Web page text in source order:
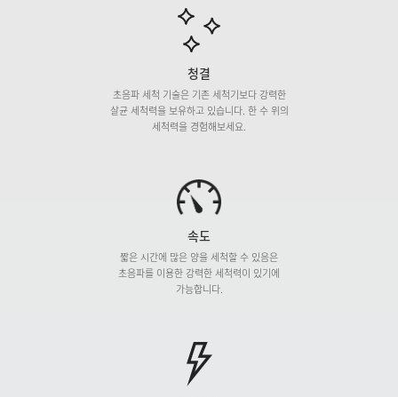
청결
초음파 세척 기술은 기존 세척기보다강력한
살균 세척력을 보유하고 있습니다. 한 수 위의
세척력을 경험해보세요.
속도
짧은 시간에 많은 양을 세척할 수 있음은
초음파를 이용한 강력한 세척력이 있기에
가능합니다.